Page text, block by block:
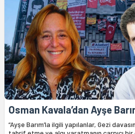
Osman Kavala’dan Ayşe
“Ayşe Barım’la ilgili yapılanlar, Gezi